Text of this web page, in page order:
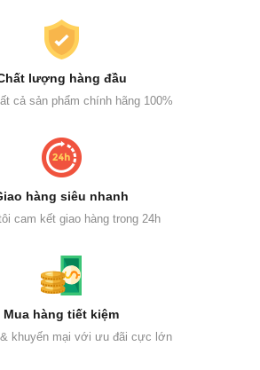
lượng hàng đầu
cả sản phẩm chính hãng 100%
hàng siêu nhanh
cam kết giao hàng trong 24h
Mua hàng tiết kiệm
khuyến mại với ưu đãi cực lớn